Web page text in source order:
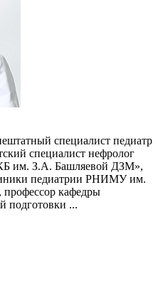
специалист педиатр
специалист нефролог
им. З.А. Башляевой ДЗМ»,
педиатрии РНИМУ им.
кафедры
подготовки ...